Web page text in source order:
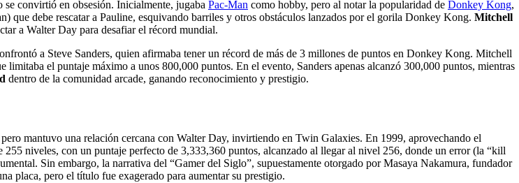
convirtió en obsesión. Inicialmente, jugaba Pac-Man como hobby, pero al notar la popularidad de Donkey Kong,
que debe rescatar a Pauline, esquivando barriles y otros obstáculos lanzados por el gorila Donkey Kong. Mitchell
a Walter Day para desafiar el récord mundial.
a Steve Sanders, quien afirmaba tener un récord de más de 3 millones de puntos en Donkey Kong. Mitchell
el puntaje máximo a unos 800,000 puntos. En el evento, Sanders apenas alcanzó 300,000 puntos, mientras
dentro de la comunidad arcade, ganando reconocimiento y prestigio.
mantuvo una relación cercana con Walter Day, invirtiendo en Twin Galaxies. En 1999, aprovechando el
niveles, con un puntaje perfecto de 3,333,360 puntos, alcanzado al llegar al nivel 256, donde un error (la “kill
Sin embargo, la narrativa del “Gamer del Siglo”, supuestamente otorgado por Masaya Nakamura, fundador
placa, pero el título fue exagerado para aumentar su prestigio.